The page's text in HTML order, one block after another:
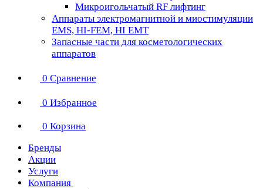
Микроигольчатый RF лифтинг
Аппараты электромагнитной и миостимуляции
EMS, HI-FEM, HI EMT
Запасные части для косметологических
аппаратов
0 Сравнение
0 Избранное
0 Корзина
Бренды
Акции
Услуги
Компания